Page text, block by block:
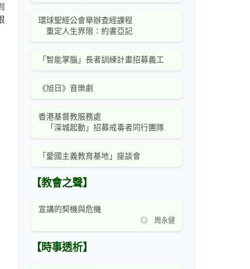
環球聖經公會舉辦查經課程
重定人生界限：約書亞記
「智能掌腦」長者訓練計畫招募義工
《旭日》音樂劇
香港基督教服務處
「深城起動」招募戒毒者同行團隊
「愛國主義教育基地」座談會
【教會之聲】
宣講的契機與危機
◎ 周永健
【時事透析】